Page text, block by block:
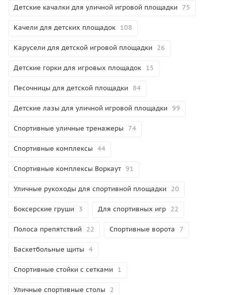
Детские качалки для уличной игровой площадки 75
Качели для детских площадок 108
Карусели для детской игровой площадки 26
Детские горки для игровых площадок 15
Песочницы для детской площадки 84
Детские лазы для уличной игровой площадки 99
Спортивные уличные тренажеры 74
Спортивные комплексы 44
Спортивные комплексы Воркаут 91
Уличные рукоходы для спортивной площадки 20
Боксерские груши 3 Для спортивных игр 22
Полоса препятствий 22 Спортивные ворота 7
Баскетбольные щиты 4
Спортивные стойки с сетками 1
Уличные спортивные столы 2